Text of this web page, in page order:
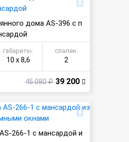
дома AS-396 с п
габариты:
10 х 8,6
спален:
2
45 080 ₽ 39 200
266-1 с мансардой и